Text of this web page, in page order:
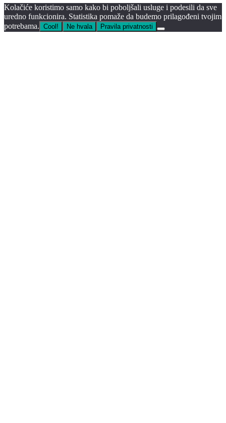
Kolačiće koristimo samo kako bi poboljšali usluge i podesili da sve
uredno funkcionira. Statistika pomaže da budemo prilagođeni tvojim
potrebama. Cool! Ne hvala Pravila privatnosti